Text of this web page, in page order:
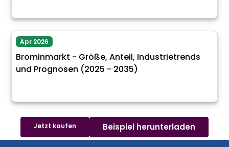
Apr 2026
Brominmarkt - Größe, Anteil, Industrietrends
und Prognosen (2025 - 2035)
Jetzt kaufen Beispiel herunterladen